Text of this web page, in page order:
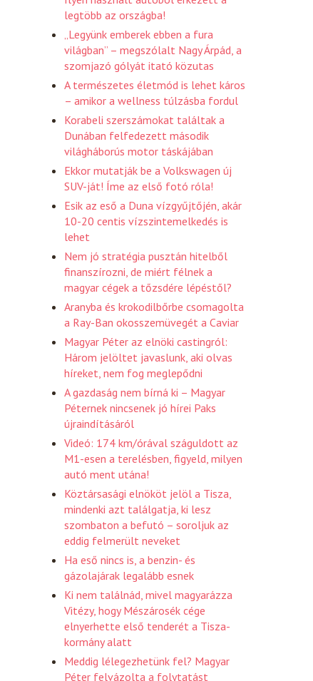
legtöbb az országba!
„Legyünk emberek ebben a fura
világban” – megszólalt Nagy Árpád, a
szomjazó gólyát itató közutas
A természetes életmód is lehet káros
– amikor a wellness túlzásba fordul
Korabeli szerszámokat találtak a
Dunában felfedezett második
világháborús motor táskájában
Ekkor mutatják be a Volkswagen új
SUV-ját! Íme az első fotó róla!
Esik az eső a Duna vízgyűjtőjén, akár
10-20 centis vízszintemelkedés is
lehet
Nem jó stratégia pusztán hitelből
finanszírozni, de miért félnek a
magyar cégek a tőzsdére lépéstől?
Aranyba és krokodilbőrbe csomagolta
a Ray-Ban okosszemüvegét a Caviar
Magyar Péter az elnöki castingról:
Három jelöltet javaslunk, aki olvas
híreket, nem fog meglepődni
A gazdaság nem bírná ki – Magyar
Péternek nincsenek jó hírei Paks
újraindításáról
Videó: 174 km/órával száguldott az
M1-esen a terelésben, figyeld, milyen
autó ment utána!
Köztársasági elnököt jelöl a Tisza,
mindenki azt találgatja, ki lesz
szombaton a befutó – soroljuk az
eddig felmerült neveket
Ha eső nincs is, a benzin- és
gázolajárak legalább esnek
Ki nem találnád, mivel magyarázza
Vitézy, hogy Mészárosék cége
elnyerhette első tenderét a Tisza-
kormány alatt
Meddig lélegezhetünk fel? Magyar
Péter felvázolta a folytatást